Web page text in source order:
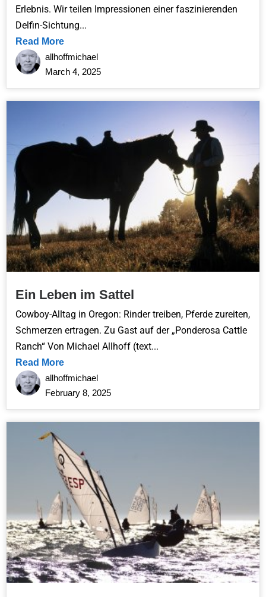
Erlebnis. Wir teilen Impressionen einer faszinierenden
Delfin-Sichtung...
Read More
allhoffmichael
March 4, 2025
Ein Leben im Sattel
Cowboy-Alltag in Oregon: Rinder treiben, Pferde zureiten,
Schmerzen ertragen. Zu Gast auf der „Ponderosa Cattle
Ranch“ Von Michael Allhoff (text...
Read More
allhoffmichael
February 8, 2025